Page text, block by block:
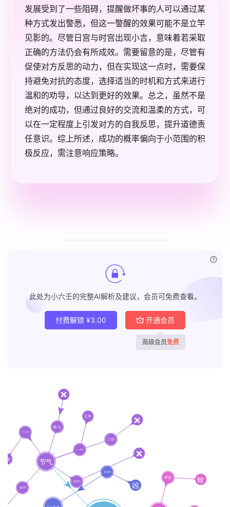
发展受到了一些阻碍，提醒做坏事的人可以通过某
种方式发出警悉，但这一警醒的效果可能不是立竿
见影的。尽管日宫与时宫出现小吉，意味着若采取
正确的方法仍会有所成效。需要留意的是，尽管有
促使对方反思的动力，但在实现这一点时，需要保
持避免对抗的态度，选择适当的时机和方式来进行
温和的劝导，以达到更好的效果。总之，虽然不是
绝对的成功，但通过良好的交流和温柔的方式，可
以在一定程度上引发对方的自我反思，提升道德责
任意识。综上所述，成功的概率偏向于小范围的积
极反应，需注意响应策略。
此处为小六壬的完整AI解析及建议，会员可免费查看。
付费解锁 ¥3.00 开通会员
高级会员免费